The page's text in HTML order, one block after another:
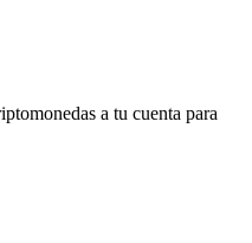
a tu cuenta para